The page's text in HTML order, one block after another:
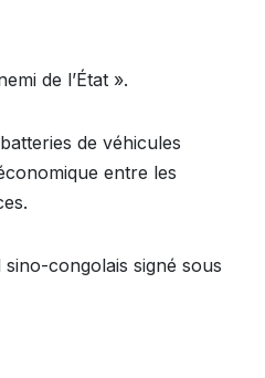
de l’État ».
de véhicules
entre les
congolais signé sous